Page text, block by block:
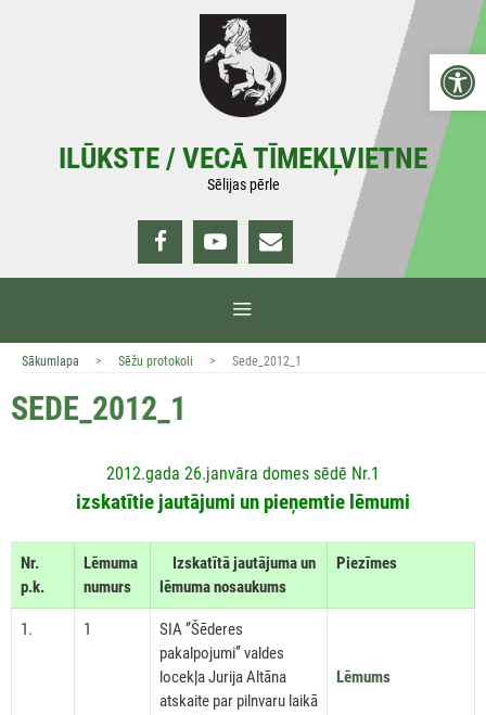
ILŪKSTE / VECĀ TĪMEKĻVIETNE
Sēlijas pērle
Sākumlapa > Sēžu protokoli > Sede_2012_1
SEDE_2012_1
2012.gada 26.janvāra domes sēdē Nr.1
izskatītie jautājumi un pieņemtie lēmumi
Nr.
p.k.
Lēmuma
numurs
Izskatītā jautājuma un
lēmuma nosaukums
Piezīmes
1. 1
SIA ‘’Šēderes
pakalpojumi’’ valdes
locekļa Jurija Altāna
atskaite par pilnvaru laikā
Lēmums